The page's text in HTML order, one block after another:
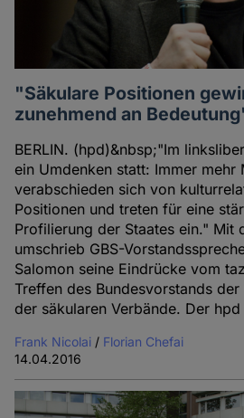
"Säkulare Positionen
zunehmend an
BERLIN. (hpd)&nbsp;"Im
ein Umdenken statt: Immer mehr
verabschieden sich von
Positionen und treten für eine
Profilierung der Staates ein." Mit
umschrieb GBS-
Salomon seine Eindrücke vom
Treffen des Bundesvorstands
der säkularen Verbände. Der
Frank Nicolai / Florian Chefai
14.04.2016